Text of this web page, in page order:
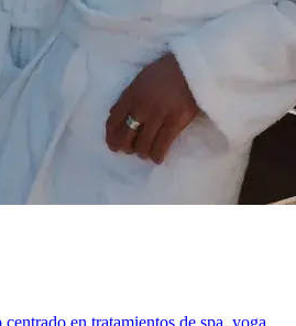
en tratamientos de spa, yoga